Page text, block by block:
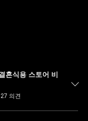
혼식용 스토어 비
27 의견